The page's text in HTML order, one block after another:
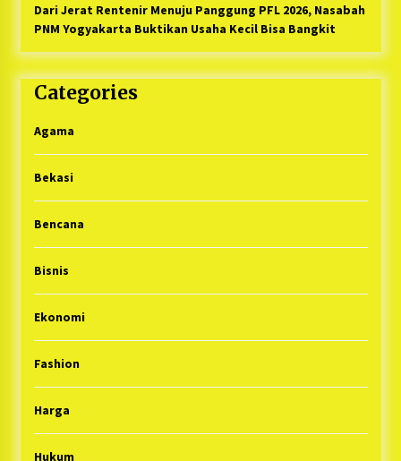
Dari Jerat Rentenir Menuju Panggung PFL 2026, Nasabah
PNM Yogyakarta Buktikan Usaha Kecil Bisa Bangkit
Categories
Agama
Bekasi
Bencana
Bisnis
Ekonomi
Fashion
Harga
Hukum